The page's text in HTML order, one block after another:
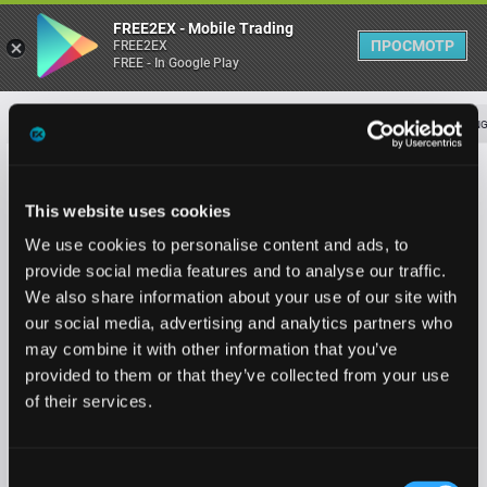
This website uses cookies
We use cookies to personalise content and ads, to
provide social media features and to analyse our traffic.
We also share information about your use of our site with
our social media, advertising and analytics partners who
may combine it with other information that you’ve
provided to them or that they’ve collected from your use
of their services.
Личный кабинет
Heatmap
База знаний
MARGIN TRADING
FREE2EX - Mobile Trading
FREE2EX
FREE - In Google Play
ПРОСМОТР